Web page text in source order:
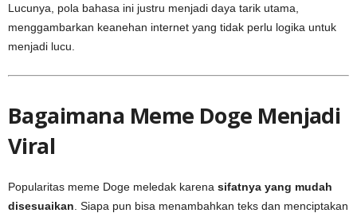
Lucunya, pola bahasa ini justru menjadi daya tarik utama,
menggambarkan keanehan internet yang tidak perlu logika untuk
menjadi lucu.
Bagaimana Meme Doge Menjadi
Viral
Popularitas meme Doge meledak karena sifatnya yang mudah
disesuaikan . Siapa pun bisa menambahkan teks dan menciptakan